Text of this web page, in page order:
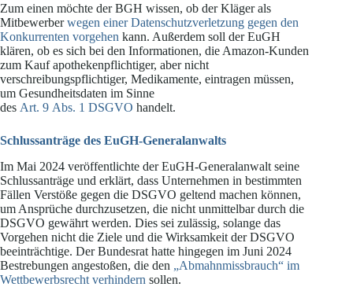
Zum einen möchte der BGH wissen, ob der Kläger als
Mitbewerberwegen einer Datenschutzverletzung gegen den
Konkurrenten vorgehen kann. Außerdem soll der EuGH
klären, ob es sich bei den Informationen, die Amazon-Kunden
zum Kauf apothekenpflichtiger, aber nicht
verschreibungspflichtiger, Medikamente, eintragen müssen,
um Gesundheitsdaten im Sinne
des Art. 9 Abs. 1 DSGVO handelt.
Schlussanträge des EuGH-Generalanwalts
Im Mai 2024 veröffentlichte der EuGH-Generalanwalt seine
Schlussanträge und erklärt, dass Unternehmen in bestimmten
Fällen Verstöße gegen die DSGVO geltend machen können,
um Ansprüche durchzusetzen, die nicht unmittelbar durch die
DSGVO gewährt werden. Dies sei zulässig, solange das
Vorgehen nicht die Ziele und die Wirksamkeit der DSGVO
beeinträchtige. Der Bundesrat hatte hingegen im Juni 2024
Bestrebungen angestoßen, die den „Abmahnmissbrauch“ im
Wettbewerbsrecht verhindern sollen.